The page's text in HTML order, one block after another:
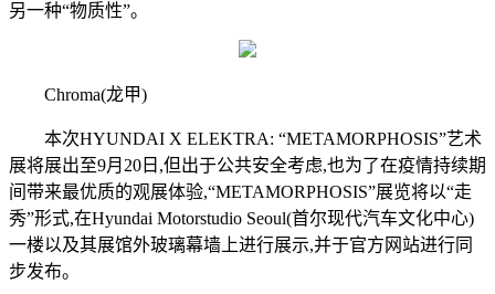
另一种“物质性”。
Chroma(龙甲)
本次HYUNDAI X ELEKTRA: “METAMORPHOSIS”艺术
展将展出至9月20日,但出于公共安全考虑,也为了在疫情持续期
间带来最优质的观展体验,“METAMORPHOSIS”展览将以“走
秀”形式,在Hyundai Motorstudio Seoul(首尔现代汽车文化中心)
一楼以及其展馆外玻璃幕墙上进行展示,并于官方网站进行同
步发布。